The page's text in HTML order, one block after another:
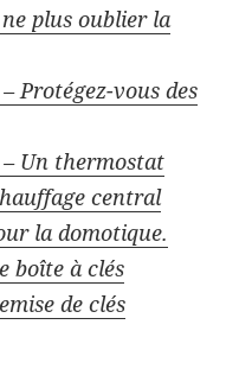
plus oublier la
Protégez-vous des
Un thermostat
central
la domotique.
boîte à clés
de clés